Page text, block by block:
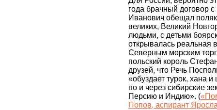
года брачный договор
Иванович обещал
великих, Великий
людьми, с детьми
открывалась реальная
Северным морским
польский король
друзей, что Речь
«обуздает турок, хана
но и через сибирские
Персию и Индию». (
Попов, аспирант